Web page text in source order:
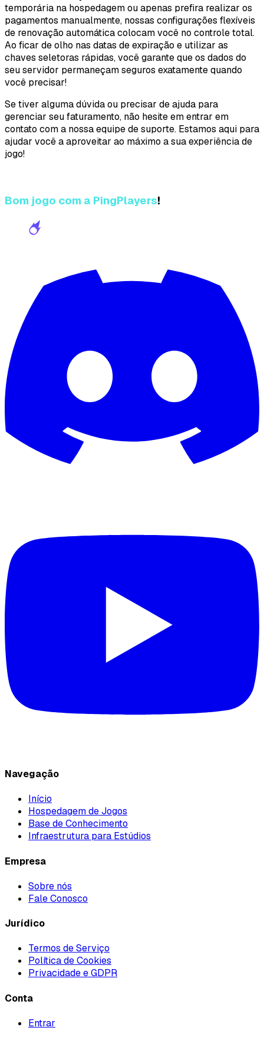
temporária na hospedagem ou apenas prefira realizar os
pagamentos manualmente, nossas configurações flexíveis
de renovação automática colocam você no controle total.
Ao ficar de olho nas datas de expiração e utilizar as
chaves seletoras rápidas, você garante que os dados do
seu servidor permaneçam seguros exatamente quando
você precisar!
Se tiver alguma dúvida ou precisar de ajuda para
gerenciar seu faturamento, não hesite em entrar em
contato com a nossa equipe de suporte. Estamos aqui para
ajudar você a aproveitar ao máximo a sua experiência de
jogo!
Bom jogo com a PingPlayers!
Navegação
Início
Hospedagem de Jogos
Base de Conhecimento
Infraestrutura para Estúdios
Empresa
Sobre nós
Fale Conosco
Jurídico
Termos de Serviço
Política de Cookies
Privacidade e GDPR
Conta
Entrar